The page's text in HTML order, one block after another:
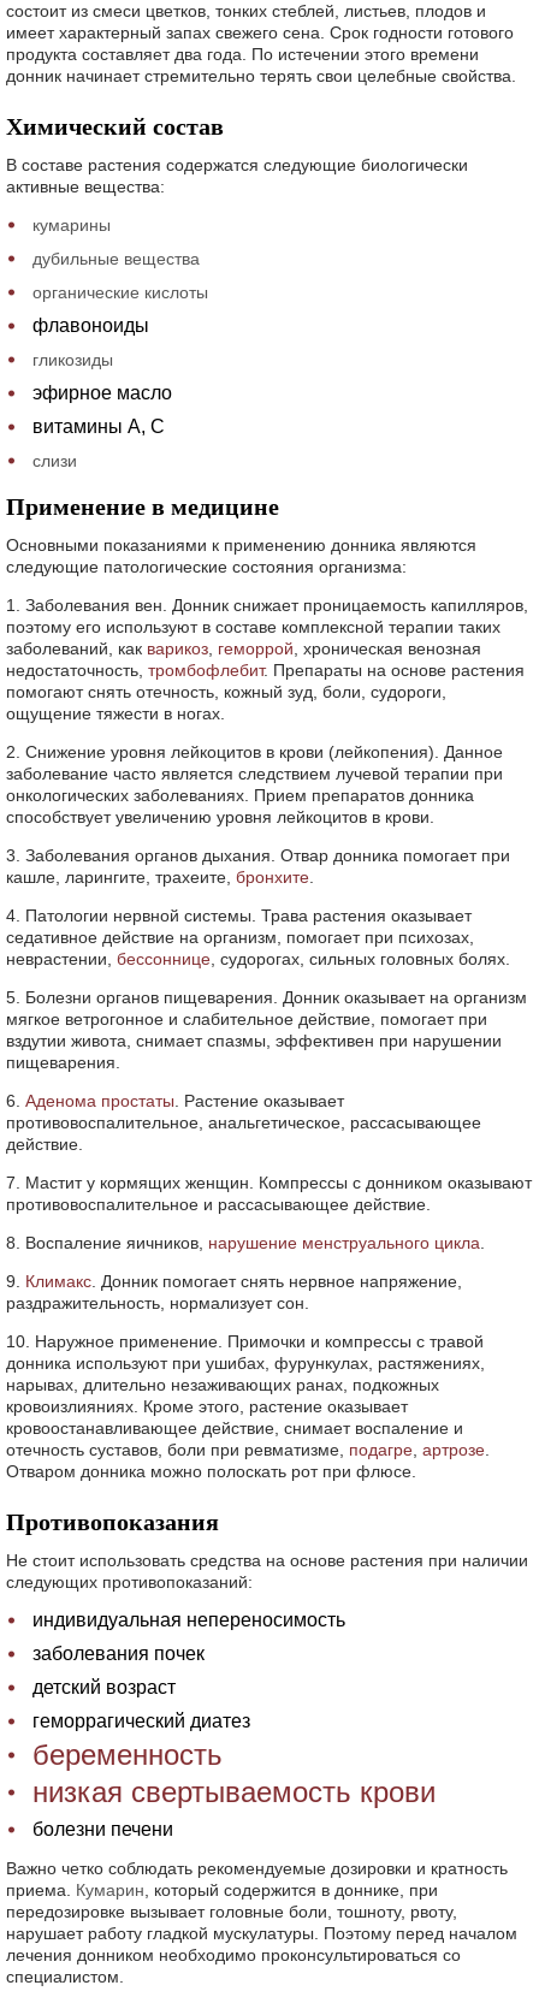
состоит из смеси цветков, тонких стеблей, листьев, плодов и
имеет характерный запах свежего сена. Срок годности готового
продукта составляет два года. По истечении этого времени
донник начинает стремительно терять свои целебные свойства.
Химический состав
В составе растения содержатся следующие биологически
активные вещества:
кумарины
дубильные вещества
органические кислоты
флавоноиды
гликозиды
эфирное масло
витамины А, С
слизи
Применение в медицине
Основными показаниями к применению донника являются
следующие патологические состояния организма:
1. Заболевания вен. Донник снижает проницаемость капилляров,
поэтому его используют в составе комплексной терапии таких
заболеваний, как варикоз геморрой , хроническая венозная
недостаточность, тромбофлебит. Препараты на основе растения
помогают снять отечность, кожный зуд, боли, судороги,
ощущение тяжести в ногах.
2. Снижение уровня лейкоцитов в крови (лейкопения). Данное
заболевание часто является следствием лучевой терапии при
онкологических заболеваниях. Прием препаратов донника
способствует увеличению уровня лейкоцитов в крови.
3. Заболевания органов дыхания. Отвар донника помогает при
кашле, ларингите, трахеите, бронхите
4. Патологии нервной системы. Трава растения оказывает
седативное действие на организм, помогает при психозах,
неврастении, бессоннице , судорогах, сильных головных болях.
5. Болезни органов пищеварения. Донник оказывает на организм
мягкое ветрогонное и слабительное действие, помогает при
вздутии живота, снимает спазмы, эффективен при нарушении
пищеварения.
6. Аденома простаты . Растение оказывает
противовоспалительное, анальгетическое, рассасывающее
действие.
7. Мастит у кормящих женщин. Компрессы с донником оказывают
противовоспалительное и рассасывающее действие.
8. Воспаление яичников, нарушение менструального цикла
9. Климакс . Донник помогает снять нервное напряжение,
раздражительность, нормализует сон.
10. Наружное применение. Примочки и компрессы с травой
донника используют при ушибах, фурункулах, растяжениях,
нарывах, длительно незаживающих ранах, подкожных
кровоизлияниях. Кроме этого, растение оказывает
кровоостанавливающее действие, снимает воспаление и
отечность суставов, боли при ревматизме, подагре артрозе
Отваром донника можно полоскать рот при флюсе.
Противопоказания
Не стоит использовать средства на основе растения при наличии
следующих противопоказаний:
индивидуальная непереносимость
заболевания почек
детский возраст
геморрагический диатез
беременность
низкая свертываемость крови
болезни печени
Важно четко соблюдать рекомендуемые дозировки и кратность
приема. Кумарин , который содержится в доннике, при
передозировке вызывает головные боли, тошноту, рвоту,
нарушает работу гладкой мускулатуры. Поэтому перед началом
лечения донником необходимо проконсультироваться со
специалистом.